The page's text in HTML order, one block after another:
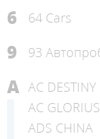
6 64 Cars
9 93
A AC DESTINY
AC GLORIUS
ADS CHINA